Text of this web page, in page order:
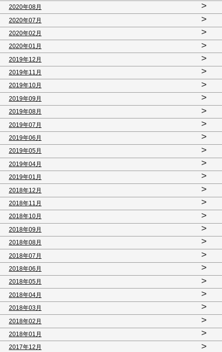
2020年08月 >
2020年07月 >
2020年02月 >
2020年01月 >
2019年12月 >
2019年11月 >
2019年10月 >
2019年09月 >
2019年08月 >
2019年07月 >
2019年06月 >
2019年05月 >
2019年04月 >
2019年01月 >
2018年12月 >
2018年11月 >
2018年10月 >
2018年09月 >
2018年08月 >
2018年07月 >
2018年06月 >
2018年05月 >
2018年04月 >
2018年03月 >
2018年02月 >
2018年01月 >
2017年12月 >